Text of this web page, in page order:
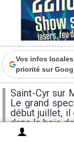
Vos infos
priorité sur
Saint-Cyr sur
Le grand
début juillet,
dans la baie